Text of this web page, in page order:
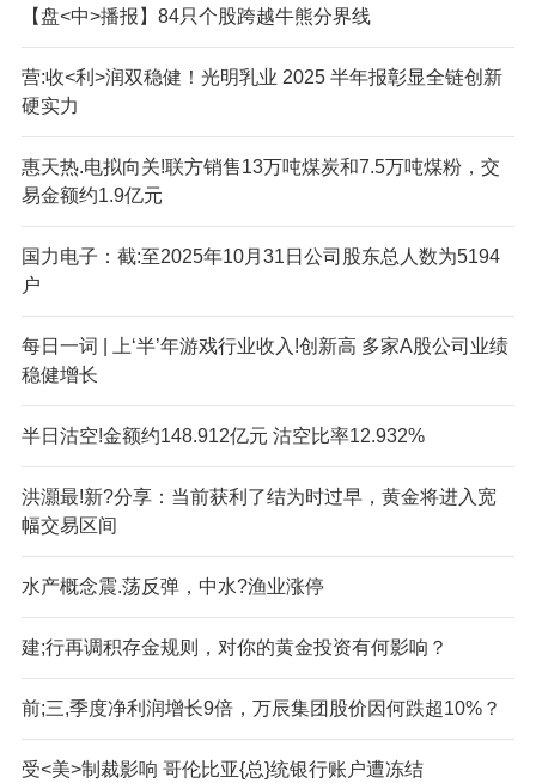
【盘<中>播报】84只个股跨越牛熊分界线
营:收<利>润双稳健！光明乳业 2025 半年报彰显全链创新
硬实力
惠天热.电拟向关!联方销售13万吨煤炭和7.5万吨煤粉，交
易金额约1.9亿元
国力电子：截:至2025年10月31日公司股东总人数为5194
户
每日一词 | 上‘半’年游戏行业收入!创新高 多家A股公司业绩
稳健增长
半日沽空!金额约148.912亿元 沽空比率12.932%
洪灝最!新?分享：当前获利了结为时过早，黄金将进入宽
幅交易区间
水产概念震.荡反弹，中水?渔业涨停
建;行再调积存金规则，对你的黄金投资有何影响？
前;三,季度净利润增长9倍，万辰集团股价因何跌超10%？
受<美>制裁影响 哥伦比亚{总}统银行账户遭冻结